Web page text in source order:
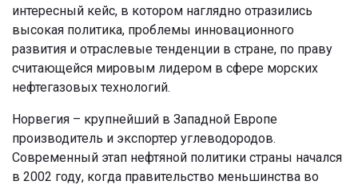
интересный кейс, в котором наглядно отразились
высокая политика, проблемы инновационного
развития и отраслевые тенденции в стране, по праву
считающейся мировым лидером в сфере морских
нефтегазовых технологий.
Норвегия – крупнейший в Западной Европе
производитель и экспортер углеводородов.
Современный этап нефтяной политики страны начался
в 2002 году, когда правительство меньшинства во